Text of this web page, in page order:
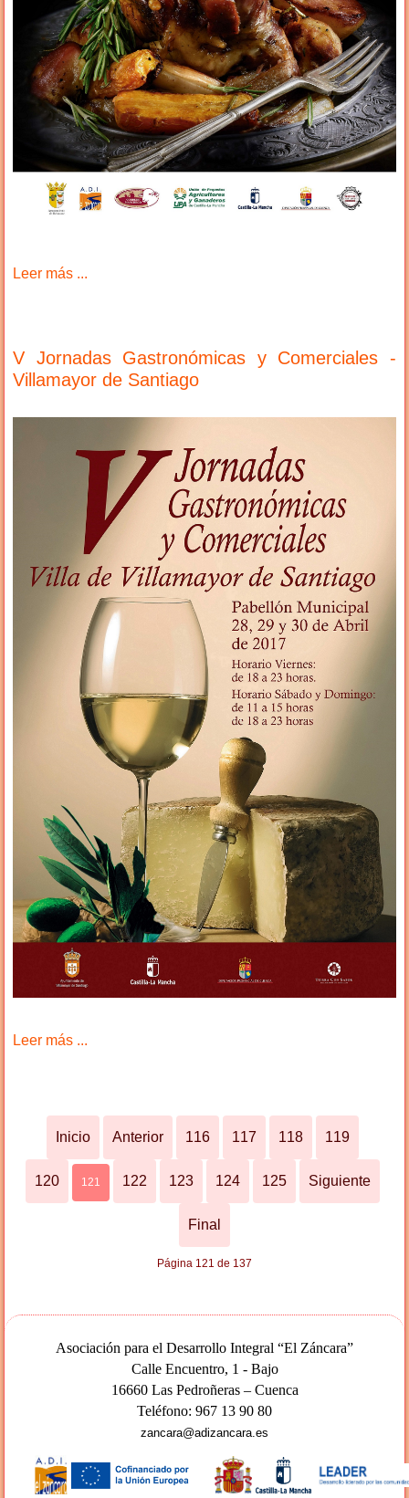
Leer más ...
V Jornadas Gastronómicas y Comerciales -
Villamayor de Santiago
Leer más ...
Inicio Anterior 116 117 118 119
120 121 122 123 124 125 Siguiente
Final
Página 121 de 137
Asociación para el Desarrollo Integral “El Záncara”
Calle Encuentro, 1 - Bajo
16660 Las Pedroñeras – Cuenca
Teléfono: 967 13 90 80
zancara@adizancara.es